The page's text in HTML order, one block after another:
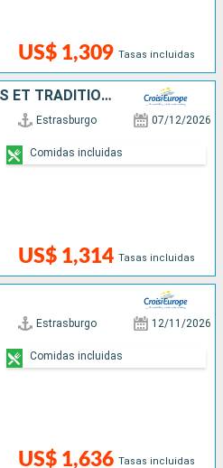
US$ 1,309 Tasas incluidas
MAGIE DE NOËL, SAVEURS ET TRADITIONS DE L'AVENT EN CROISIÈRE SUR LE RHIN
Estrasburgo 07/12/2026
US$ 1,314 Tasas incluidas
Comidas incluidas
Estrasburgo 12/11/2026
US$ 1,636 Tasas incluidas
Comidas incluidas